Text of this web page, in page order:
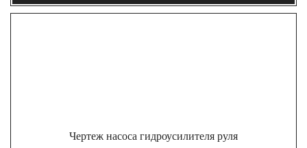
Чертеж насоса гидроусилителя руля